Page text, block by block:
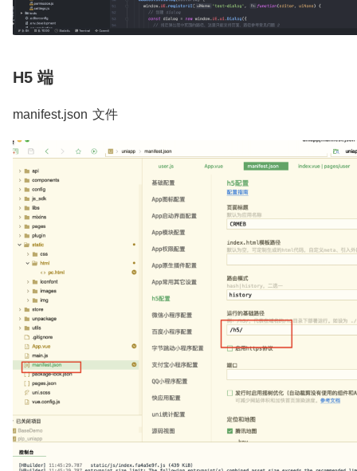
H5 端
manifest.json 文件